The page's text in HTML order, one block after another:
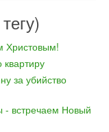
Христовым!
за убийство
- встречаем Новый